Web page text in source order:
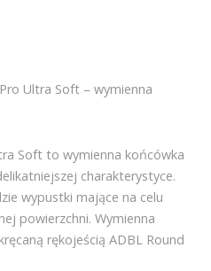
Ultra Soft – wymienna
Soft to wymienna końcówka
charakterystyce.
wypustki mające na celu
powierzchni. Wymienna
rękojeścią ADBL Round